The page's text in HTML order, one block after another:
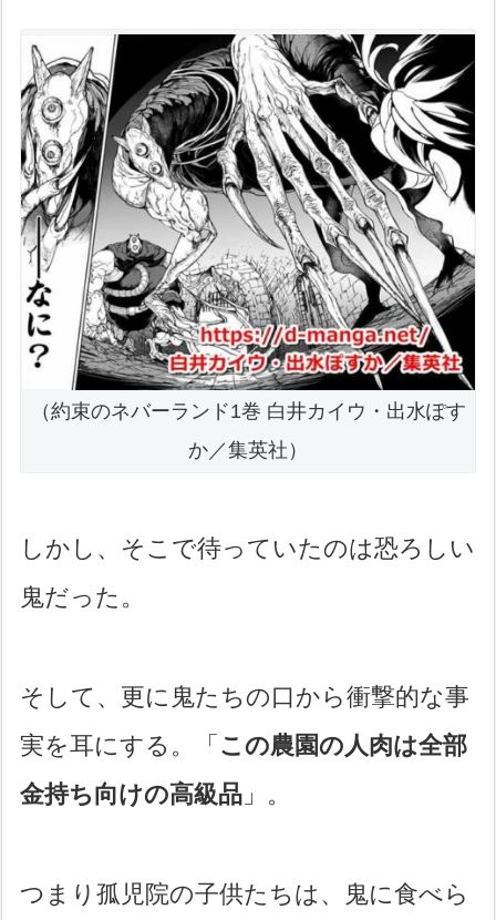
（約束のネバーランド1巻 白井カイウ・出水ぽす
か／集英社）
しかし、そこで待っていたのは恐ろしい
鬼だった。
そして、更に鬼たちの口から衝撃的な事
実を耳にする。「 この農園の人肉は全部
金持ち向けの高級品 」。
つまり孤児院の子供たちは、鬼に食べら